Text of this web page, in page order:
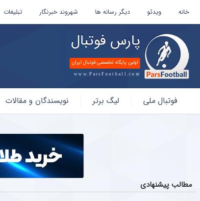
خانه ویدئو دیگر رسانه ها شهروند خبرنگار تبلیغات
پارس فوتبال
اولین پایگاه تخصصی فوتبال ایران
www.ParsFootball.com
فوتبال
فوتبال ملی لیگ برتر نویسندگان و مقالات
مطالب پیشنهادی